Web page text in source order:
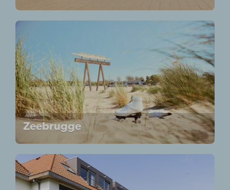
Zeebrugge